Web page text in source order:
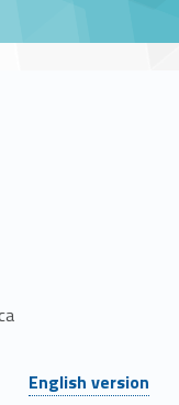
Link identifier #identifier__28431-1
English version